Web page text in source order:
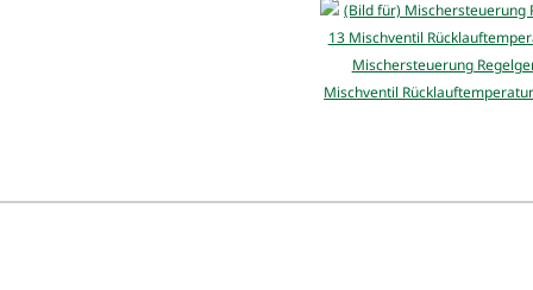
Mischersteuerung
Mischventil